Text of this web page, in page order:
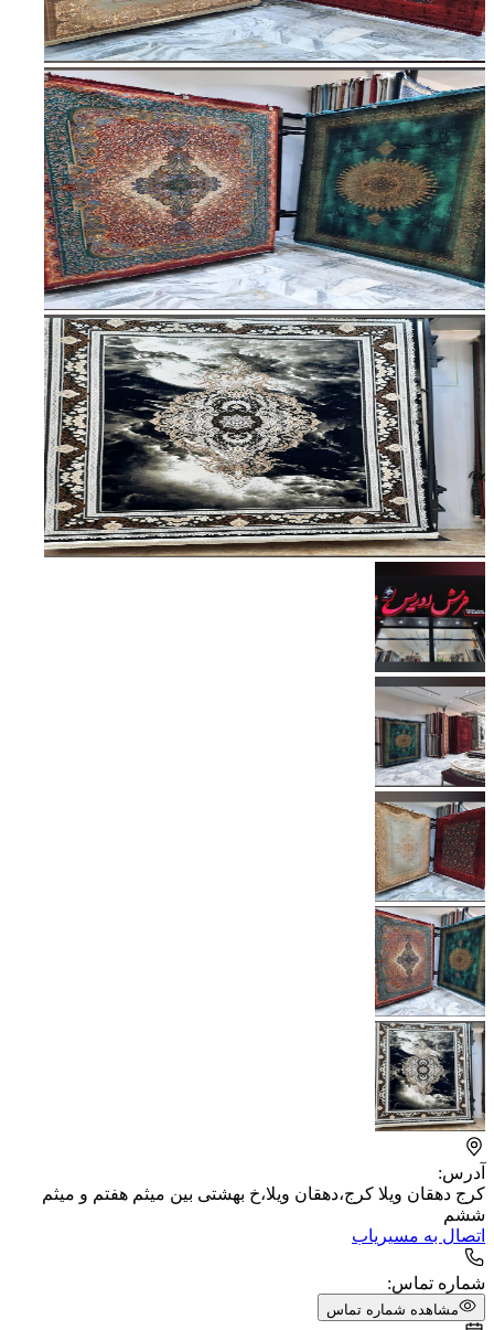
آدرس:
کرج دهقان ویلا کرج،دهقان ویلا،خ بهشتی بین میثم هفتم و میثم
ششم
اتصال به مسیریاب
شماره تماس:
مشاهده شماره تماس